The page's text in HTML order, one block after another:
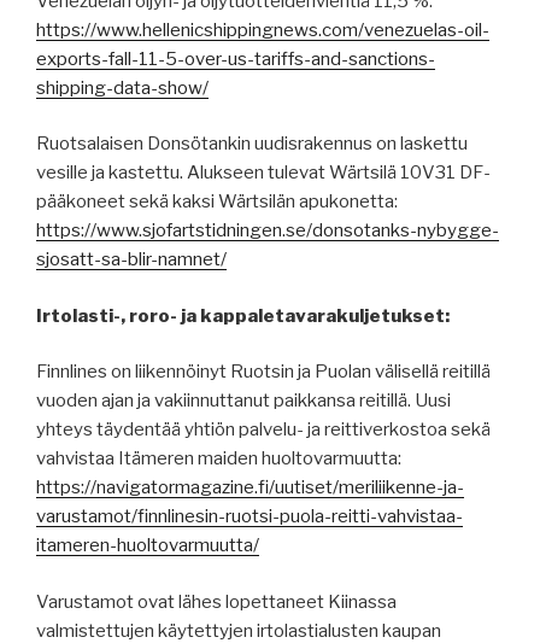
https://www.hellenicshippingnews.com/venezuelas-oil-
exports-fall-11-5-over-us-tariffs-and-sanctions-
shipping-data-show/
Ruotsalaisen Donsötankin uudisrakennus on laskettu
vesille ja kastettu. Alukseen tulevat Wärtsilä 10V31 DF-
pääkoneet sekä kaksi Wärtsilän apukonetta:
https://www.sjofartstidningen.se/donsotanks-nybygge-
sjosatt-sa-blir-namnet/
Irtolasti-, roro- ja kappaletavarakuljetukset:
Finnlines on liikennöinyt Ruotsin ja Puolan välisellä reitillä
vuoden ajan ja vakiinnuttanut paikkansa reitillä. Uusi
yhteys täydentää yhtiön palvelu- ja reittiverkostoa sekä
vahvistaa Itämeren maiden huoltovarmuutta:
https://navigatormagazine.fi/uutiset/meriliikenne-ja-
varustamot/finnlinesin-ruotsi-puola-reitti-vahvistaa-
itameren-huoltovarmuutta/
Varustamot ovat lähes lopettaneet Kiinassa
valmistettujen käytettyjen irtolastialusten kaupan